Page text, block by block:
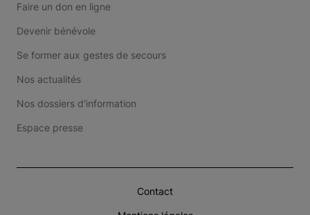
Faire un don en ligne
Devenir bénévole
Se former aux gestes de secours
Nos actualités
Nos dossiers d'information
Espace presse
Contact